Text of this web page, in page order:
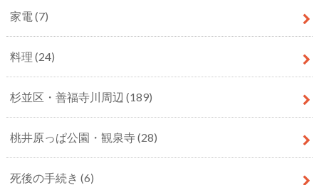
家電 (7)
料理 (24)
杉並区・善福寺川周辺 (189)
桃井原っぱ公園・観泉寺(28)
死後の手続き (6)